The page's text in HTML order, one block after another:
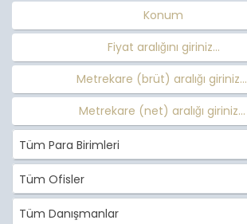
Konum
Fiyat aralığını giriniz...
Metrekare (brüt) aralığı giriniz...
Metrekare (net) aralığı giriniz...
Tüm Para Birimleri
Tüm Ofisler
Tüm Danışmanlar